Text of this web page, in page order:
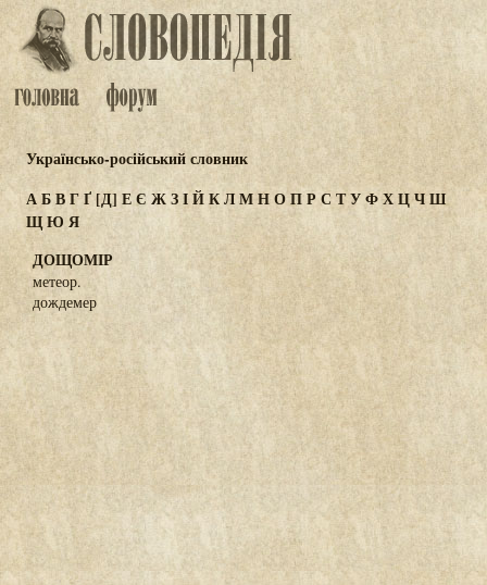
Українсько-російський словник
АБВГҐ[Д] ЕЄ ЖЗІЙКЛМНОПР С ТУФХЦЧШ
ЩЮ Я
ДОЩОМІР
метеор.
дождемер